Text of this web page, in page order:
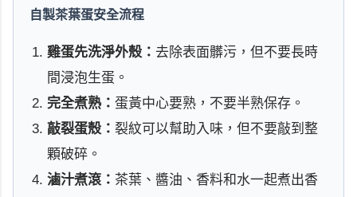
自製茶葉蛋安全流程
雞蛋先洗淨外殼： 去除表面髒污，但不要長時
間浸泡生蛋。
完全煮熟： 蛋黃中心要熟，不要半熟保存。
敲裂蛋殼： 裂紋可以幫助入味，但不要敲到整
顆破碎。
滷汁煮滾： 茶葉、醬油、香料和水一起煮出香